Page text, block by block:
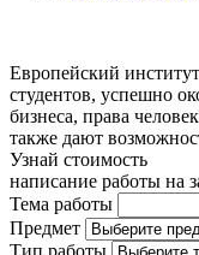
Европейский
студентов, успешно
бизнеса, права
также дают
Узнай стоимость
написание работы на
Тема работы
Предмет
Тип работы